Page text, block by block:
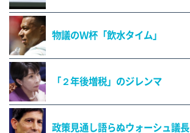
物議のＷ杯「飲水タイム」
「２年後増税」のジレンマ
政策見通し語らぬウォーシュ議長